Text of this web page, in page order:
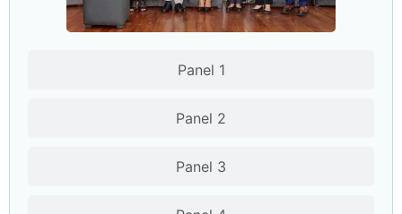
Panel 1
Panel 2
Panel 3